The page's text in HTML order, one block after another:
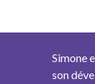
Simone
son